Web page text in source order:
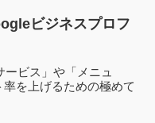
ビジネスプロフ
ビス」や「メニュ
を上げるための極めて